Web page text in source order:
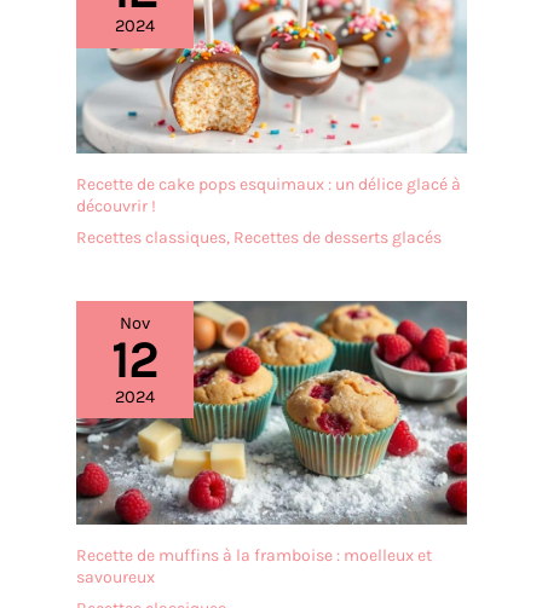
2024
Recette de cake pops esquimaux : un délice glacé à
découvrir !
Recettes classiques, Recettes de desserts glacés
Nov
12
2024
Recette de muffins à la framboise : moelleux et
savoureux